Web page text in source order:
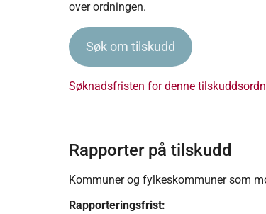
over ordningen.
Søk om tilskudd
Søknadsfristen for denne
Rapporter på tilskudd
Kommuner og fylkeskommuner som
Rapporteringsfrist: